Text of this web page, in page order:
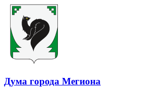
Дума города Мегиона